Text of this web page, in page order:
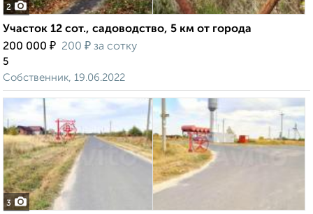
2
Участок 12 сот., садоводство, 5 км от города
200 000 ₽ 200 ₽ за сотку
5
Собственник, 19.06.2022
3